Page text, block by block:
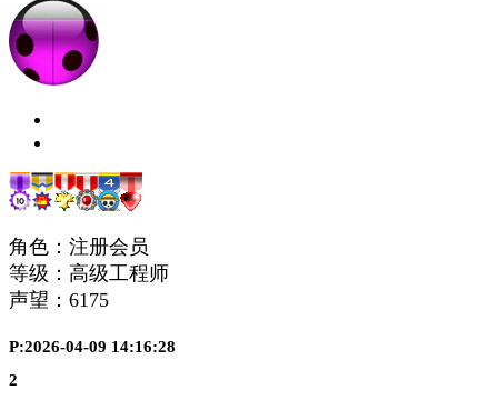
角色：注册会员
等级：高级工程师
声望： 6175
P:2026-04-09 14:16:28
2